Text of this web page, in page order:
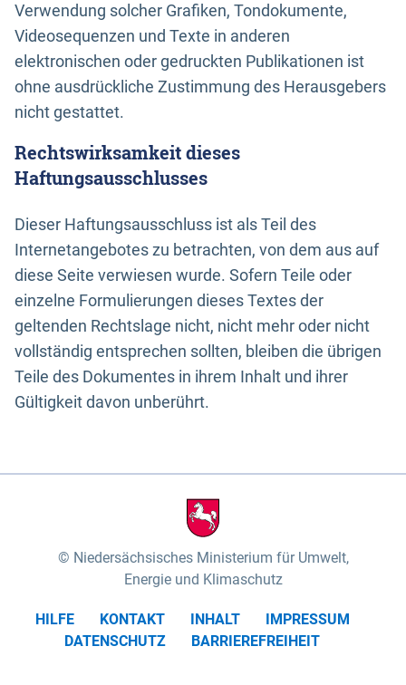
Verwendung solcher Grafiken, Tondokumente,
Videosequenzen und Texte in anderen
elektronischen oder gedruckten Publikationen ist
ohne ausdrückliche Zustimmung des Herausgebers
nicht gestattet.
Rechtswirksamkeit dieses
Haftungsausschlusses
Dieser Haftungsausschluss ist als Teil des
Internetangebotes zu betrachten, von dem aus auf
diese Seite verwiesen wurde. Sofern Teile oder
einzelne Formulierungen dieses Textes der
geltenden Rechtslage nicht, nicht mehr oder nicht
vollständig entsprechen sollten, bleiben die übrigen
Teile des Dokumentes in ihrem Inhalt und ihrer
Gültigkeit davon unberührt.
Niedersächsisches Ministerium für Umwelt,
Energie und Klimaschutz
HILFE KONTAKT INHALT
IMPRESSUM
DATENSCHUTZ
BARRIEREFREIHEIT